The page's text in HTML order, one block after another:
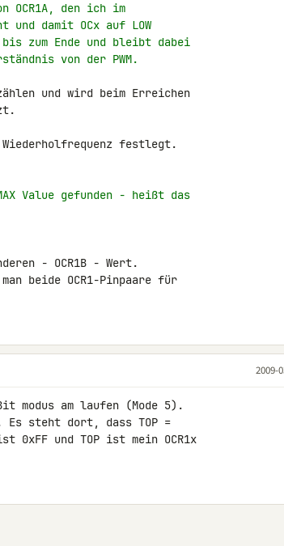
OCR1A, den ich im
und damit OCx auf LOW
zum Ende und bleibt dabei
von der PWM.
und wird beim Erreichen
Wiederholfrequenz festlegt.
Value gefunden - heißt das
- OCR1B - Wert.
beide OCR1-Pinpaare für
2009-
modus am laufen (Mode 5).
steht dort, dass TOP =
0xFF und TOP ist mein OCR1x